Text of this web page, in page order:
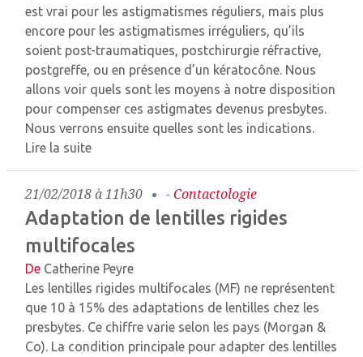
est vrai pour les astigmatismes réguliers, mais plus
encore pour les astigmatismes irréguliers, qu’ils
soient post-traumatiques, postchirurgie réfractive,
postgreffe, ou en présence d’un kératocône. Nous
allons voir quels sont les moyens à notre disposition
pour compenser ces astigmates devenus presbytes.
Nous verrons ensuite quelles sont les indications.
Lire la suite
21/02/2018 à 11h30 -Contactologie
Adaptation de lentilles rigides
multifocales
De Catherine Peyre
Les lentilles rigides multifocales (MF) ne représentent
que 10 à 15% des adaptations de lentilles chez les
presbytes. Ce chiffre varie selon les pays (Morgan &
Co). La condition principale pour adapter des lentilles